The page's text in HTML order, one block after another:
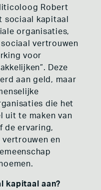
Robert
sociaal kapitaal
organisaties,
vertrouwen
voor
Deze
aan geld, maar
die het
uit te maken van
de ervaring,
vertrouwen en
kapitaal aan?